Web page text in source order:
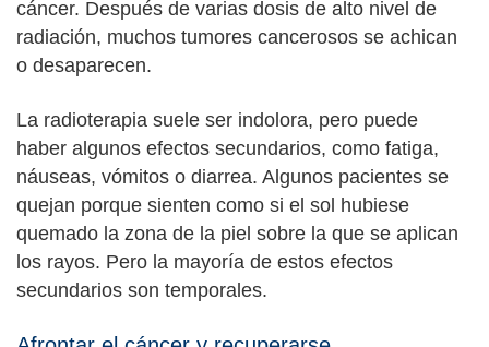
cáncer. Después de varias dosis de alto nivel de
radiación, muchos tumores cancerosos se achican
o desaparecen.
La radioterapia suele ser indolora, pero puede
haber algunos efectos secundarios, como fatiga,
náuseas, vómitos o diarrea. Algunos pacientes se
quejan porque sienten como si el sol hubiese
quemado la zona de la piel sobre la que se aplican
los rayos. Pero la mayoría de estos efectos
secundarios son temporales.